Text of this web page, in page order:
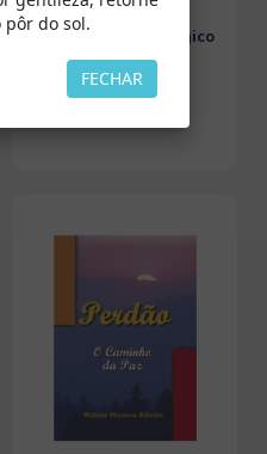
Consultório Psicológico
pôr do sol.
FECHAR